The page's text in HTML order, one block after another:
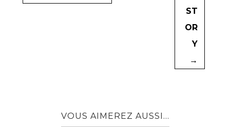
ST
OR
Y
→
VOUS AIMEREZ AUSSI...